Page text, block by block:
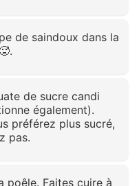
de saindoux dans la
de sucre candi
également).
préférez plus sucré,
pas.
poêle. Faites cuire à